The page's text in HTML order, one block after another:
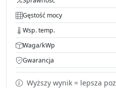
Gęstość mocy
Wsp. temp.
Waga/kWp
Gwarancja
Wyższy wynik = lepsza